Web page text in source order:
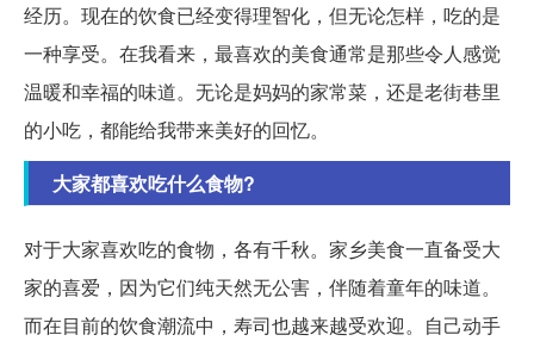
经历。现在的饮食已经变得理智化，但无论怎样，吃的是
一种享受。在我看来，最喜欢的美食通常是那些令人感觉
温暖和幸福的味道。无论是妈妈的家常菜，还是老街巷里
的小吃，都能给我带来美好的回忆。
大家都喜欢吃什么食物?
对于大家喜欢吃的食物，各有千秋。家乡美食一直备受大
家的喜爱，因为它们纯天然无公害，伴随着童年的味道。
而在目前的饮食潮流中，寿司也越来越受欢迎。自己动手